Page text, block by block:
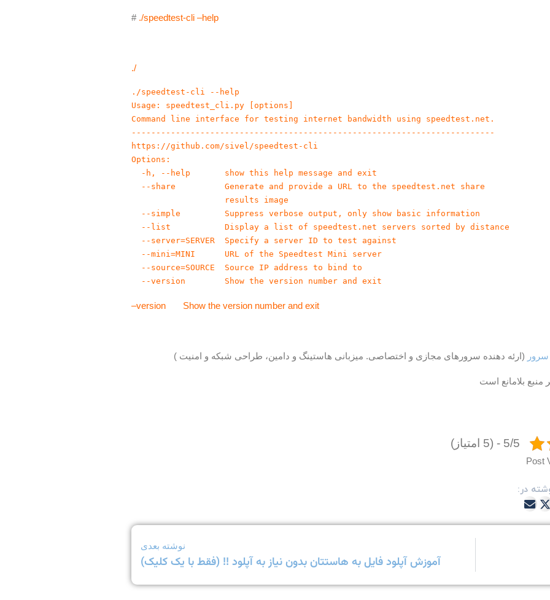
# ./speedtest-cli –help
./
./speedtest-cli --help
Usage: speedtest_cli.py [options]
Command line interface for testing internet bandwidth using speedtest.net.
--------------------------------------------------------------------------
https://github.com/sivel/speedtest-cli
Options:
  -h, --help       show this help message and exit
  --share          Generate and provide a URL to the speedtest.net share
                   results image
  --simple         Suppress verbose output, only show basic information
  --list           Display a list of speedtest.net servers sorted by distance
  --server=SERVER  Specify a server ID to test against
  --mini=MINI      URL of the Speedtest Mini server
  --source=SOURCE  Source IP address to bind to
  --version        Show the version number and exit
–version Show the version number and exit
سرور (ارئه دهنده سرورهای مجازی و اختصاصی. میزبانی هاستینگ و دامین، طراحی شبکه و امنیت )
منبع بلامانع است
5/5 - (5 امتیاز)
Post
در:
نوشته بعدی
آموزش آپلود فایل به هاستتان بدون نیاز به آپلود !! (فقط با یک کلیک)